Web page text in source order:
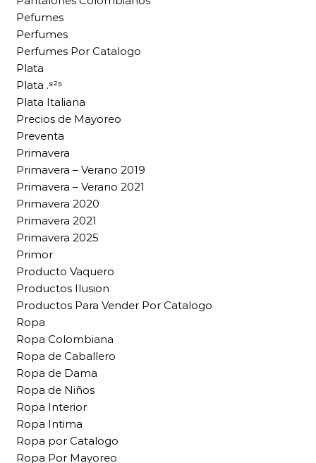
Pefumes
Perfumes
Perfumes Por Catalogo
Plata
Plata .⁹²⁵
Plata Italiana
Precios de Mayoreo
Preventa
Primavera
Primavera – Verano 2019
Primavera – Verano 2021
Primavera 2020
Primavera 2021
Primavera 2025
Primor
Producto Vaquero
Productos Ilusion
Productos Para Vender Por Catalogo
Ropa
Ropa Colombiana
Ropa de Caballero
Ropa de Dama
Ropa de Niños
Ropa Interior
Ropa Intima
Ropa por Catalogo
Ropa Por Mayoreo